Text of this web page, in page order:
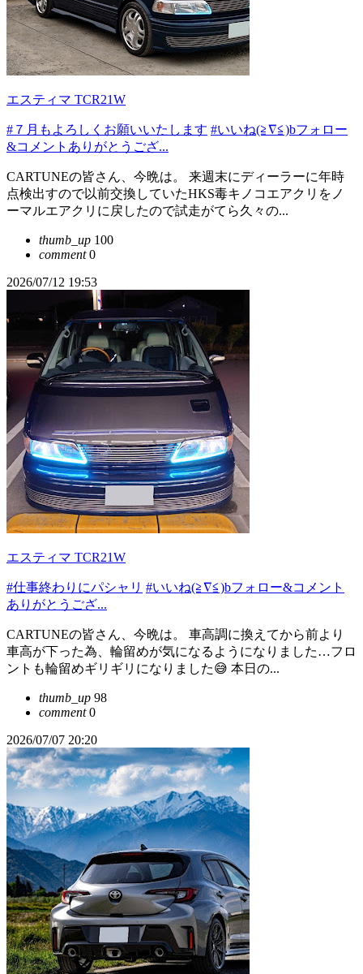
エスティマ TCR21W
#７月もよろしくお願いいたします #いいね(≧∇≦)bフォロー
&コメントありがとうござ...
CARTUNEの皆さん、今晩は。 来週末にディーラーに年時
点検出すので以前交換していたHKS毒キノコエアクリをノ
ーマルエアクリに戻したので試走がてら久々の...
thumb_up 100
comment0
2026/07/12 19:53
エスティマ TCR21W
#仕事終わりにパシャリ #いいね(≧∇≦)bフォロー&コメント
ありがとうござ...
CARTUNEの皆さん、今晩は。 車高調に換えてから前より
車高が下った為、輪留めが気になるようになりました…フロ
ントも輪留めギリギリになりました😅 本日の...
thumb_up 98
comment0
2026/07/07 20:20